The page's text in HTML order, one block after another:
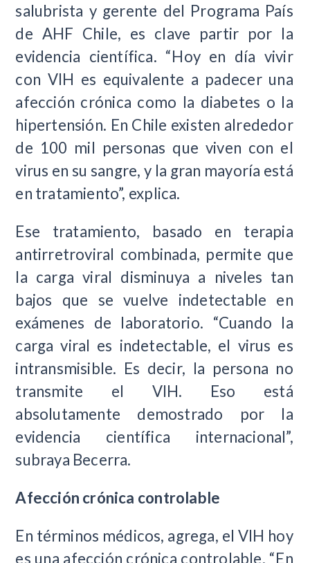
salubrista y gerente del Programa País
de AHF Chile, es clave partir por la
evidencia científica. “Hoy en día vivir
con VIH es equivalente a padecer una
afección crónica como la diabetes o la
hipertensión. En Chile existen alrededor
de 100 mil personas que viven con el
virus en su sangre, y la gran mayoría está
en tratamiento”, explica.
Ese tratamiento, basado en terapia
antirretroviral combinada, permite que
la carga viral disminuya a niveles tan
bajos que se vuelve indetectable en
exámenes de laboratorio. “Cuando la
carga viral es indetectable, el virus es
intransmisible. Es decir, la persona no
transmite el VIH. Eso está
absolutamente demostrado por la
evidencia científica internacional”,
subraya Becerra.
Afección crónica controlable
En términos médicos, agrega, el VIH hoy
es una afección crónica controlable. “En